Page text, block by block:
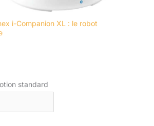
i-Companion XL : le robot